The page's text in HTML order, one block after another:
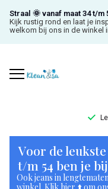
Straal 🌞 vanaf maat 34 t/m
Kijk rustig rond en laat je
welkom bij ons in de winkel
Yofia
Top
Voor de
t/m 54 ben je
Ook jeans in